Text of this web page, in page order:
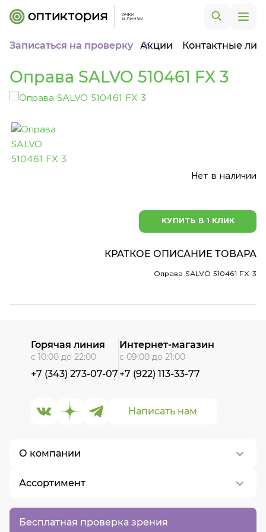
Записаться на проверку Акции Контактные
Оправа SALVO 510461 FX 3
Нет в наличии
КУПИТЬ В 1 КЛИК
КРАТКОЕ ОПИСАНИЕ ТОВАРА
Оправа SALVO 510461 FX 3
Бесплатная проверка зрения
О компании
О нас
Контакты
Вакансии
Ассортимент
Написать нам
Горячая линия
с 10:00 до 22:00
+7 (343) 273-07-07
Интернет-магазин
с 09:00 до 21:00
+7 (922) 113-33-77